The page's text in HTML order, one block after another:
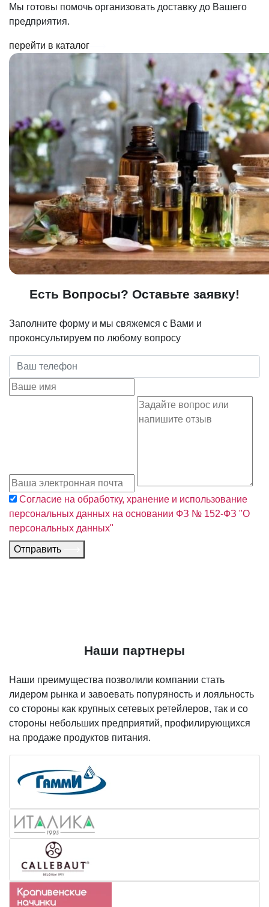
Мы готовы помочь организовать доставку до Вашего
предприятия.
перейти в каталог
Есть Вопросы? Оставьте заявку!
Заполните форму и мы свяжемся с Вами и
проконсультируем по любому вопросу
Согласие на обработку, хранение и использование
персональных данных на основании ФЗ № 152-ФЗ "О
персональных данных"
Отправить
Наши партнеры
Наши преимущества позволили компании стать
лидером рынка и завоевать попуряность и лояльность
со стороны как крупных сетевых ретейлеров, так и со
стороны небольших предприятий, профилирующихся
на продаже продуктов питания.